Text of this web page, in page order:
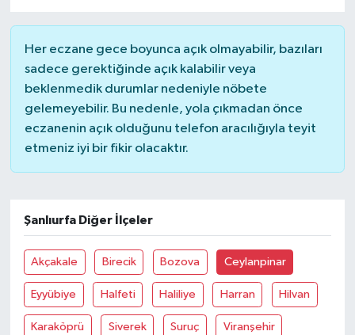
Her eczane gece boyunca açık olmayabilir, bazıları
sadece gerektiğinde açık kalabilir veya
beklenmedik durumlar nedeniyle nöbete
gelemeyebilir. Bu nedenle, yola çıkmadan önce
eczanenin açık olduğunu telefon aracılığıyla teyit
etmeniz iyi bir fikir olacaktır.
Şanlıurfa Diğer İlçeler
Akçakale Birecik Bozova Ceylanpinar
Eyyübiye Halfeti Haliliye Harran Hilvan
Karaköprü Siverek Suruç Viranşehir